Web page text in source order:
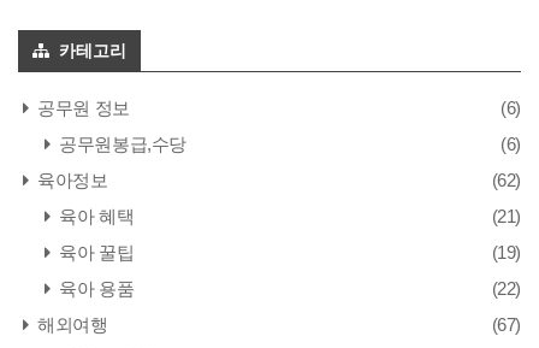
카테고리
공무원 정보
(6)
공무원봉급,수당
(6)
육아정보
(62)
육아 혜택
(21)
육아 꿀팁
(19)
육아 용품
(22)
해외여행
(67)